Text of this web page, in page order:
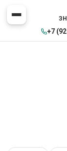
+7